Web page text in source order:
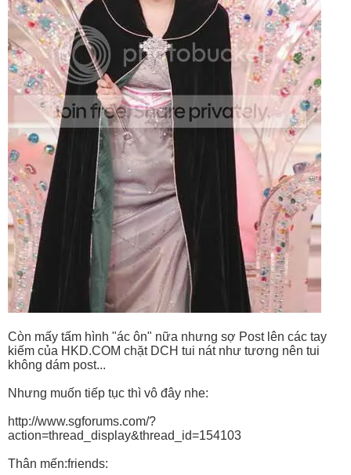
Còn mấy tấm hình "ác ôn" nữa nhưng sợ Post lên các tay
kiếm của HKD.COM chặt DCH tui nát như tương nên tui
không dám post...
Nhưng muốn tiếp tục thì vô đây nhe:
http://www.sgforums.com/?
action=thread_display&thread_id=154103
Thân mến:friends: